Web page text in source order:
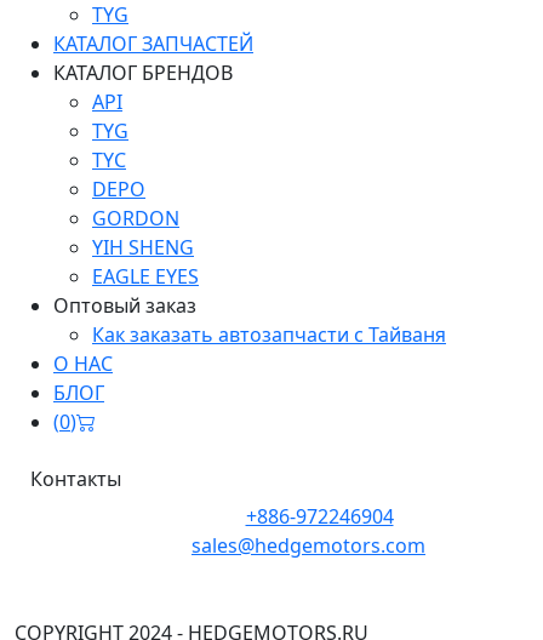
TYG
КАТАЛОГ ЗАПЧАСТЕЙ
КАТАЛОГ БРЕНДОВ
API
TYG
TYC
DEPO
GORDON
YIH SHENG
EAGLE EYES
Оптовый заказ
Как заказать автозапчасти с Тайваня
О НАС
БЛОГ
(0)
Контакты
+886-972246904
sales@hedgemotors.com
COPYRIGHT 2024 - HEDGEMOTORS.RU